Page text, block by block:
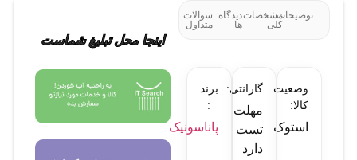
توضیحاتمشخصات
کلی
دیدگاه
ها
سوالات
متداول
وضعیت
کالا:
استوک
گارانتی:
مهلت
تست
دارد
برند
:
پاناسونیک
اینجا محل تبلیغ شماست